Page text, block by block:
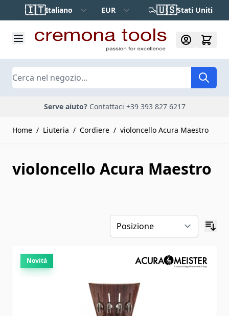
Salta al contenuto
🇮🇹Italiano EUR 🇺🇸Stati Uniti
Cerca
Serve aiuto? Contattaci +39 393 827 6217
Home / Liuteria / Cordiere / violoncello Acura Maestro
violoncello Acura Maestro
Novità